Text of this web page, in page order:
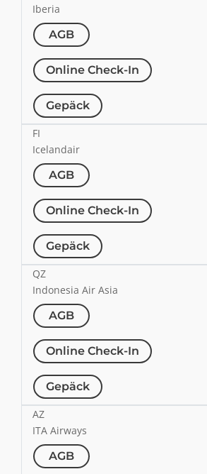
Iberia
AGB
Online Check-In
Gepäck
FI
Icelandair
AGB
Online Check-In
Gepäck
QZ
Indonesia Air Asia
AGB
Online Check-In
Gepäck
AZ
ITA Airways
AGB